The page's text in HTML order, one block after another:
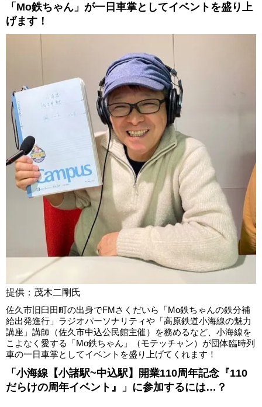
「Mo鉄ちゃん」が一日車掌としてイベントを盛り上
げます！
提供：茂木二剛氏
佐久市旧臼田町の出身でFMさくだいら「Mo鉄ちゃんの鉄分補
給出発進行」ラジオパーソナリティや「高原鉄道小海線の魅力
講座」講師（佐久市中込公民館主催）を務めるなど、小海線を
こよなく愛する「Mo鉄ちゃん」（モテッチャン）が団体臨時列
車の一日車掌としてイベントを盛り上げてくれます！
「小海線【小諸駅~中込駅】開業110周年記念『110
だらけの周年イベント』」に参加するには…？